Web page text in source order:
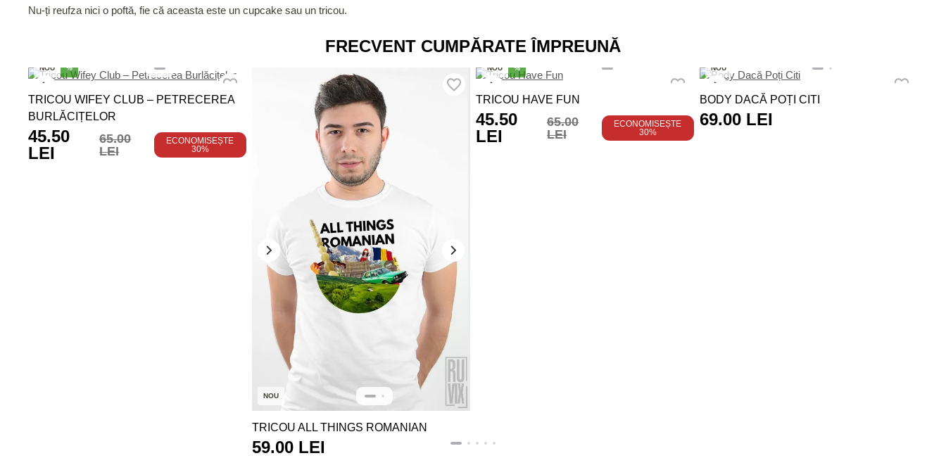
Nu-ți reufza nici o poftă, fie că aceasta este un cupcake sau un tricou.
FRECVENT CUMPĂRATE ÎMPREUNĂ
NOU %
TRICOU WIFEY CLUB – PETRECEREA
BURLĂCIȚELOR
45.50
LEI
65.00
LEI
ECONOMISEȘTE
30%
NOU
TRICOU ALL THINGS ROMANIAN
59.00 LEI
NOU %
TRICOU HAVE FUN
45.50
LEI
65.00
LEI
ECONOMISEȘTE
30%
NOU
BODY DACĂ POȚI CITI
69.00 LEI